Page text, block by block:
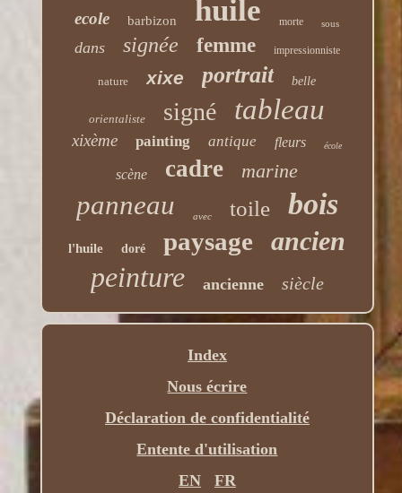
ecole barbizon huile morte sous
dans signée femme impressionniste
nature xixe portrait belle
orientaliste signé tableau
xixème painting antique fleurs école
scène cadre marine
panneau avec toile bois
l'huile doré paysage ancien
peinture ancienne siècle
Index
Nous écrire
Déclaration de confidentialité
Entente d'utilisation
EN
FR